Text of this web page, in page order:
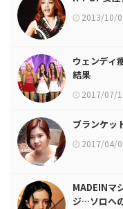
2013/10/
ウェンディ
結果
2017/07/
ブランケッ
2017/04/
MADEINマ
ジ…ソロへ